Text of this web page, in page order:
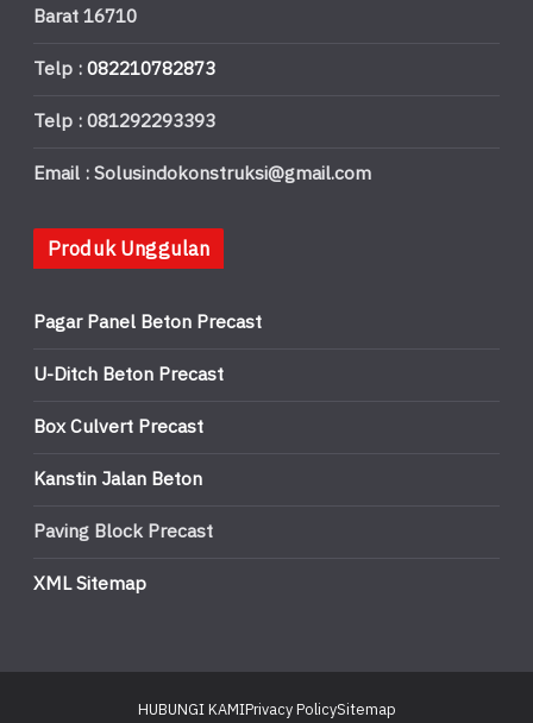
Barat 16710
Telp :082210782873
Telp : 081292293393
Email : Solusindokonstruksi@gmail.com
Produk Unggulan
Pagar Panel Beton Precast
U-Ditch Beton Precast
Box Culvert Precast
Kanstin Jalan Beton
Paving Block Precast
XML Sitemap
HUBUNGI KAMIPrivacy PolicySitemap